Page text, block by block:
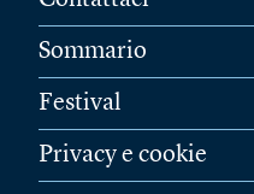
Sommario
Festival
Privacy e cookie